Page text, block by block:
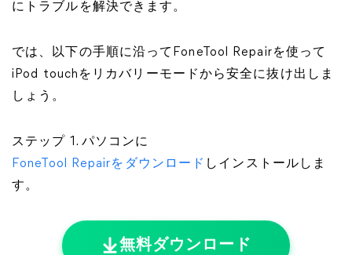
にトラブルを解決できます。
では、以下の手順に沿ってFoneTool Repairを使って
iPod touchをリカバリーモードから安全に抜け出しま
しょう。
ステップ 1. パソコンに
FoneTool Repairをダウンロード しインストールしま
す。
無料ダウンロード